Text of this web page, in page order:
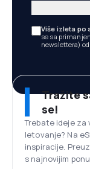
Više izleta po
se sa
newslettera)
Tražite
se!
Trebate ideje
letovanje? Na
inspiracije.
s najnovijim